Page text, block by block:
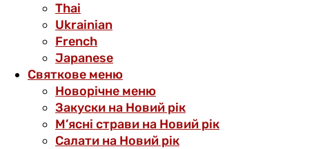
Thai
Ukrainian
French
Japanese
Святкове меню
Новорічне меню
Закуски на Новий рік
М’ясні страви на Новий рік
Салати на Новий рік